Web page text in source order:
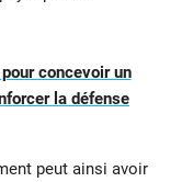
concevoir un
la défense
peut ainsi avoir